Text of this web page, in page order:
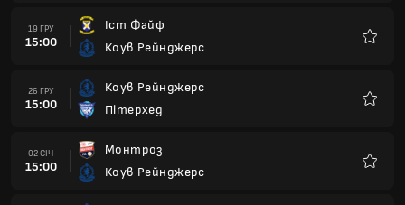
19 ГРУ
15:00
Іст Файф
Коув Рейнджерс
26 ГРУ
15:00
Коув Рейнджерс
Пітерхед
02 СІЧ
15:00
Монтроз
Коув Рейнджерс